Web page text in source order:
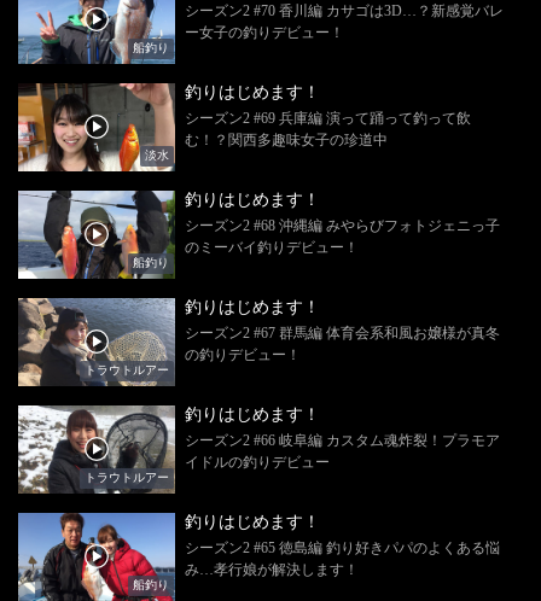
船釣り
シーズン2 #70 香川編 カサゴは3D…？新感覚バレ
ー女子の釣りデビュー！
淡水
釣りはじめます！
シーズン2 #69 兵庫編 演って踊って釣って飲
む！？関西多趣味女子の珍道中
船釣り
釣りはじめます！
シーズン2 #68 沖縄編 みやらびフォトジェニっ子
のミーバイ釣りデビュー！
トラウトルアー
釣りはじめます！
シーズン2 #67 群馬編 体育会系和風お嬢様が真冬
の釣りデビュー！
トラウトルアー
釣りはじめます！
シーズン2 #66 岐阜編 カスタム魂炸裂！プラモア
イドルの釣りデビュー
船釣り
釣りはじめます！
シーズン2 #65 徳島編 釣り好きパパのよくある悩
み…孝行娘が解決します！